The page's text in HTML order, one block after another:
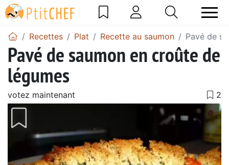
Recettes Plat Recette au saumon Pavé de
Pavé de saumon en croûte de
légumes
votez maintenant